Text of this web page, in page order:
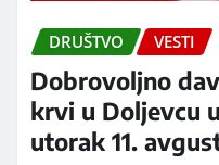
DRUŠTVO VESTI
Dobrovoljno
krvi u Doljevcu u
utorak 11.